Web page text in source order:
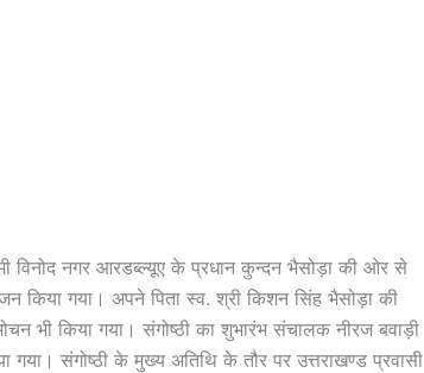
विनोद नगर आरडब्ल्यूए के प्रधान कुन्दन भैसोड़ा की ओर से
किया गया। अपने पिता स्व. श्री किशन सिंह भैसोड़ा की
भी किया गया। संगोष्ठी का शुभारंभ संचालक नीरज बवाड़ी
गया। संगोष्ठी के मुख्य अतिथि के तौर पर उत्तराखण्ड प्रवासी